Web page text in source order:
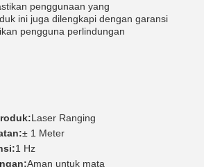
penggunaan yang
ini juga dilengkapi dengan garansi
pengguna perlindungan
Laser Ranging
± 1 Meter
1 Hz
Aman untuk mata